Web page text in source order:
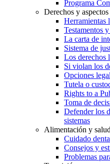
Programa
Derechos y
Herramientas
Testamentos
La carta de
Sistema de
Los derechos
Si violan los
Opciones
Tutela o
Rights to a
Toma de
Defender los
sistemas
Alimentación y
Cuidado
Consejos y
Problemas